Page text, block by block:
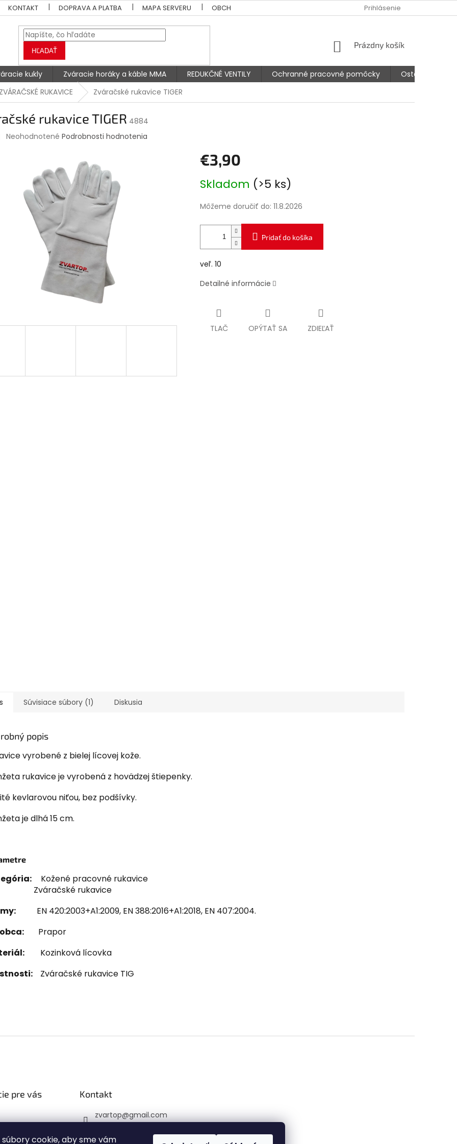
cookie, aby sme vám
KONTAKT DOPRAVA A PLATBA MAPA SERVERU OBCHODNÉ PODMIENKY PODMIENKY OCHRANY OSOBNÝCH ÚDAJOV
Prihlásenie
HĽADAŤ
NÁKUPNÝ
Prázdny košík
kukly Zváracie horáky a káble MMA REDUKČNÉ VENTILY Ochranné pracovné pomôcky
Ostatné
RUKAVICE
Zváračské rukavice TIGER
rukavice TIGER 4884
Priemerné
hviezdičiek.
Neohodnotené Podrobnosti hodnotenia
€3,90
cena:
Skladom (>5 ks)
Môžeme doručiť do: 11.8.2026
Pridať do košíka
veľ. 10
Detailné informácie
TLAČ OPÝTAŤ SA ZDIEĽAŤ
Súvisiace súbory (1) Diskusia
popis
vyrobené z bielej lícovej kože.
rukavice je vyrobená z hovädzej štiepenky.
kevlarovou niťou, bez podšívky.
je dlhá 15 cm.
Kožené pracovné rukavice
rukavice
EN 420:2003+A1:2009, EN 388:2016+A1:2018, EN 407:2004.
Prapor
Kozinková lícovka
Zváračské rukavice TIG
pre vás
platba
Kontakt
zvartop@gmail.com